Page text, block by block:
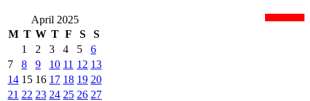
April 2025
M T W T F S
S
1
2 3 4 5
6
7
8 9 10 11 12 13
14 15 16 17 18 19 20
21 22 23 24 25 26 27